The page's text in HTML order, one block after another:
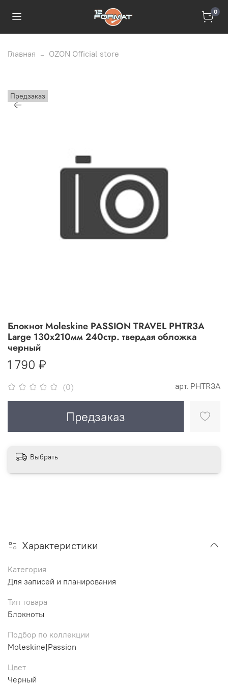
0
Главная OZON Official store
Предзаказ
(0) арт. PHTR3A
Блокнот Moleskine PASSION TRAVEL PHTR3A
Large 130х210мм 240стр. твердая обложка
черный
1 790 ₽
Предзаказ
Выбрать
Характеристики
Категория
Для записей и планирования
Тип товара
Блокноты
Подбор по коллекции
Moleskine|Passion
Цвет
Черный